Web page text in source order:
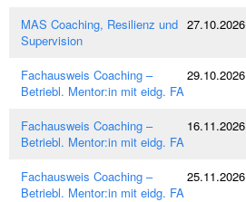
MAS Coaching, Resilienz und
Supervision
27.10.2026
Fachausweis Coaching –
Betriebl. Mentor:in mit eidg. FA
29.10.2026
Fachausweis Coaching –
Betriebl. Mentor:in mit eidg. FA
16.11.2026
Fachausweis Coaching –
Betriebl. Mentor:in mit eidg. FA
25.11.2026